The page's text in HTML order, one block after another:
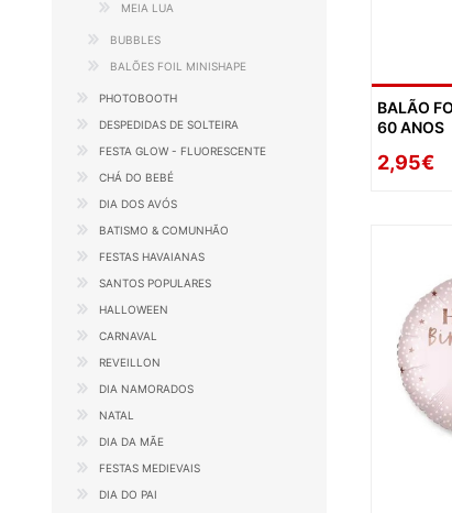
BALÃO
60 ANOS
2,95€
MEIA LUA
BUBBLES
BALÕES FOIL MINISHAPE
PHOTOBOOTH
DESPEDIDAS DE SOLTEIRA
FESTA GLOW - FLUORESCENTE
CHÁ DO BEBÉ
DIA DOS AVÓS
BATISMO & COMUNHÃO
FESTAS HAVAIANAS
SANTOS POPULARES
HALLOWEEN
CARNAVAL
REVEILLON
DIA NAMORADOS
NATAL
DIA DA MÃE
FESTAS MEDIEVAIS
DIA DO PAI